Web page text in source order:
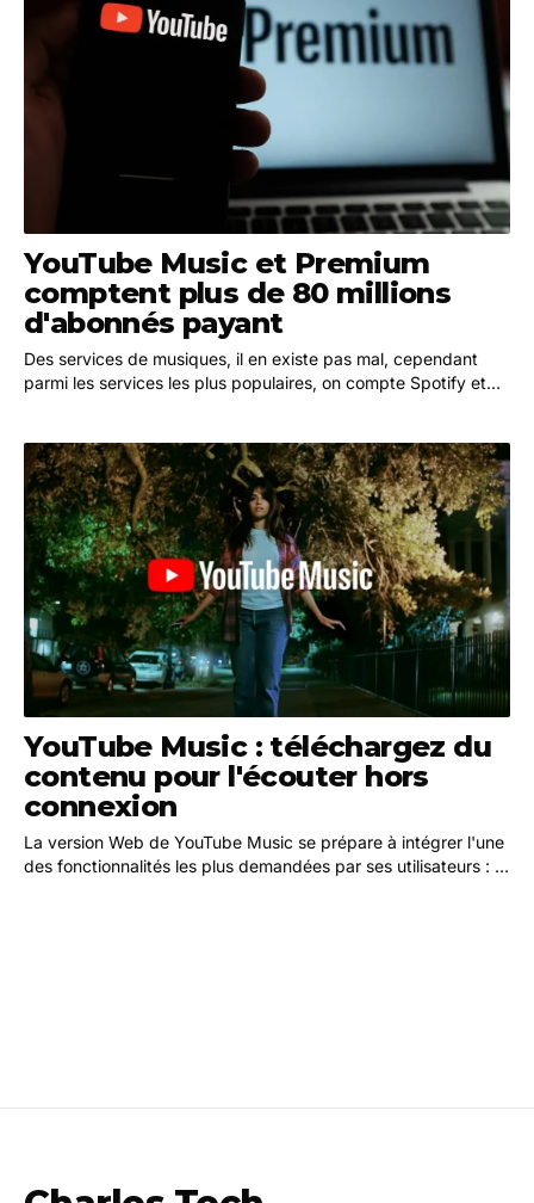
YouTube Music et Premium
comptent plus de 80 millions
d'abonnés payant
Des services de musiques, il en existe pas mal, cependant
parmi les services les plus populaires, on compte Spotify et
YouTube Music : téléchargez du
contenu pour l'écouter hors
connexion
La version Web de YouTube Music se prépare à intégrer l'une
des fonctionnalités les plus demandées par ses utilisateurs : la